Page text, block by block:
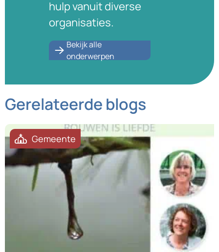
hulp vanuit diverse
organisaties.
Bekijk alle
onderwerpen
Gerelateerde blogs
Gemeente